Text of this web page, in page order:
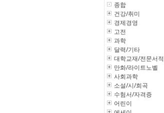
종합
건강/취미
경제경영
고전
과학
달력/기타
대학교재/전문서적
만화/라이트노벨
사회과학
소설/시/희곡
수험서/자격증
어린이